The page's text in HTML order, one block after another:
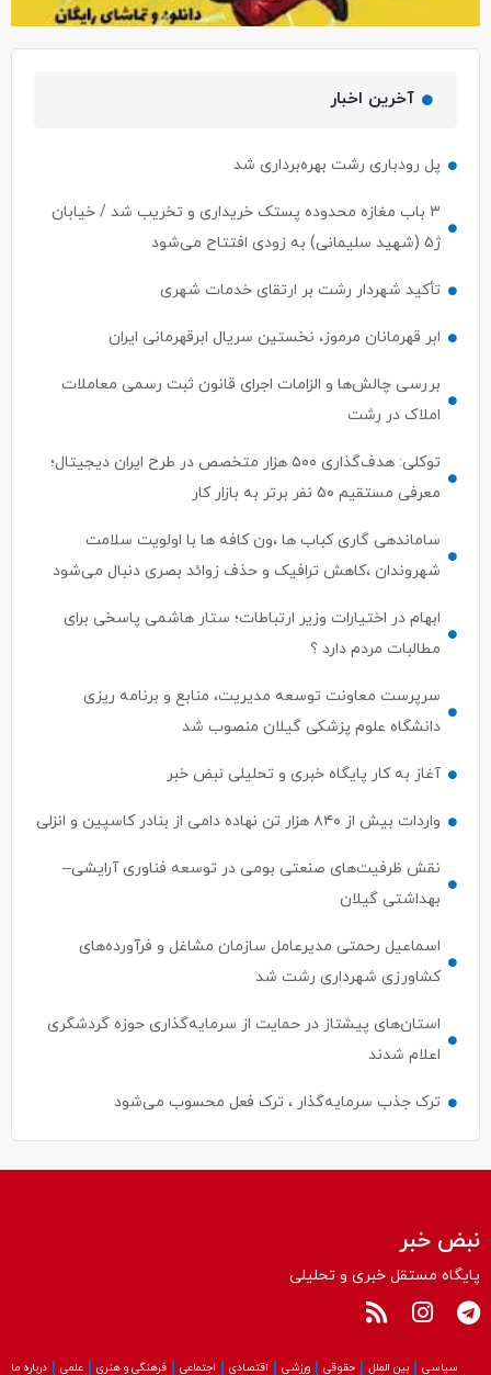
آخرین اخبار
پل رودباری رشت بهره‌برداری شد
۳ باب مغازه محدوده پستک خریداری و تخریب شد / خیابان
ژ۵ (شهید سلیمانی) به زودی افتتاح می‌شود
تأکید شهردار رشت بر ارتقای خدمات شهری
ابر قهرمانان مرموز، نخستین سریال ابرقهرمانی ایران
بررسی چالش‌ها و الزامات اجرای قانون ثبت رسمی معاملات
املاک در رشت
توکلی: هدف‌گذاری ۵۰۰ هزار متخصص در طرح ایران دیجیتال؛
معرفی مستقیم ۵۰ نفر برتر به بازار کار
ساماندهی گاری کباب ها ،ون کافه ها با اولویت سلامت
شهروندان ،کاهش ترافیک و حذف زوائد بصری دنبال می‌شود
ابهام در اختیارات وزیر ارتباطات؛ ستار هاشمی پاسخی برای
مطالبات مردم دارد ؟
سرپرست معاونت توسعه مدیریت، منابع و برنامه ریزی
دانشگاه علوم پزشکی گیلان منصوب شد
آغاز به کار پایگاه خبری و تحلیلی نبض خبر
واردات بیش از ۸۴۰ هزار تن نهاده دامی از بنادر كاسپین و انزلی
نقش ظرفیت‌های صنعتی بومی در توسعه فناوری آرایشی–
بهداشتی گیلان
اسماعیل رحمتی مدیرعامل سازمان مشاغل و فرآورده‌های
کشاورزی شهرداری رشت شد
استان‌های پیشتاز در حمایت از سرمایه‌گذاری حوزه گردشگری
اعلام شدند
ترک جذب سرمایه‌گذار ، ترک فعل محسوب می‌شود
نبض خبر
پایگاه مستقل خبری و تحلیلی
سیاسی بین الملل حقوقی ورزشی اقتصادی اجتماعی فرهنگی و هنری علمی درباره ما